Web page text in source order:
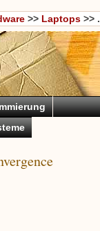
>> Laptops >> .